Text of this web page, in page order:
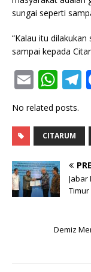
sungai seperti
“Kalau itu
sampai kepada
E
m
ai
W
at
s
A
p
p
No related posts.
CITARUM
Timur
Demiz